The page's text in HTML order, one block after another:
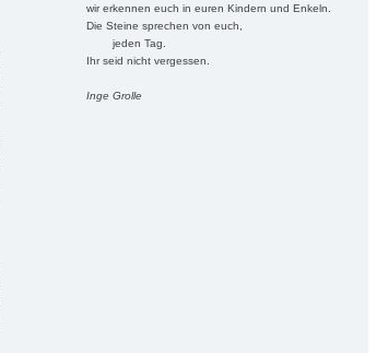
wir erkennen euch in euren Kindern und Enkeln.
Die Steine sprechen von euch,
jeden Tag.
Ihr seid nicht vergessen.
Inge Grolle